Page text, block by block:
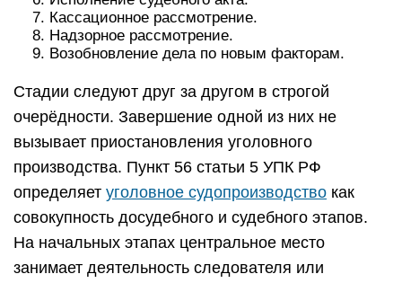
Кассационное рассмотрение.
Надзорное рассмотрение.
Возобновление дела по новым факторам.
Стадии следуют друг за другом в строгой
очерёдности. Завершение одной из них не
вызывает приостановления уголовного
производства. Пункт 56 статьи 5 УПК РФ
определяет уголовное судопроизводство как
совокупность досудебного и судебного этапов.
На начальных этапах центральное место
занимает деятельность следователя или